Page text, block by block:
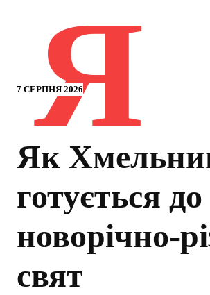
7 СЕРПНЯ 2026
Я
Як
готується до
новорічно-
свят